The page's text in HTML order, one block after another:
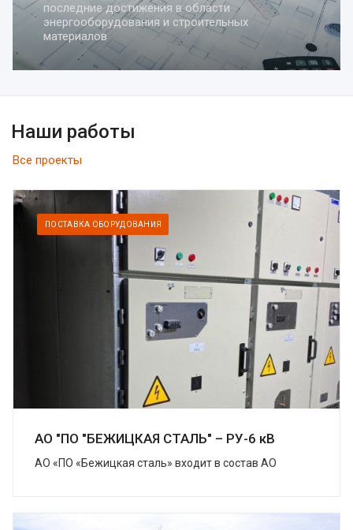
Осуществляем поставки оборудования
для систем электрораспределения,
автоматизации и строительства
Все проекты
Наши работы
ПОСТАВКА ОБОРУДОВАНИЯ
АО "ПО "БЕЖИЦКАЯ СТАЛЬ" – РУ-6 кВ
АО «ПО «Бежицкая сталь» входит в состав АО